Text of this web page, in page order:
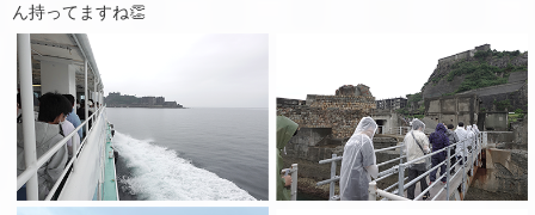
ん持ってますね👏